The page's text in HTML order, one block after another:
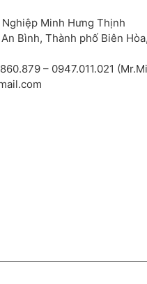
Minh Hưng Thịnh
Bình, Thành phố Biên
– 0947.011.021